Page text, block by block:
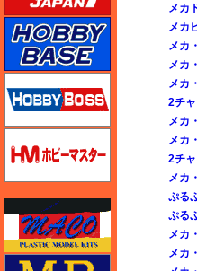
メカ
メカ
メカ
メカ
メカ
2チ
メカ
メカ
2チ
メカ
ぷる
ぷる
メカ
メカ
ホビーベース
ホビーマスター
マスターボックス